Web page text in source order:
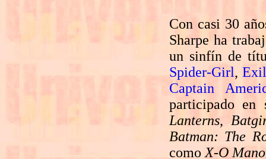
Con casi 30
Sharpe ha
un sinfín de
Spider-Girl,
Captain
participado
Lanterns,
Batman: The
como X-O